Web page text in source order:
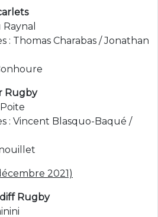
: Thomas Charabas / Jonathan
Rugby
: Vincent Blasquo-Baqué /
2021)
Rugby